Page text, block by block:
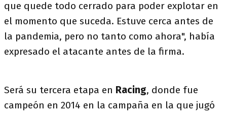
que quede todo cerrado para poder explotar en
el momento que suceda. Estuve cerca antes de
la pandemia, pero no tanto como ahora", había
expresado el atacante antes de la firma.
Será su tercera etapa en Racing, donde fue
campeón en 2014 en la campaña en la que jugó